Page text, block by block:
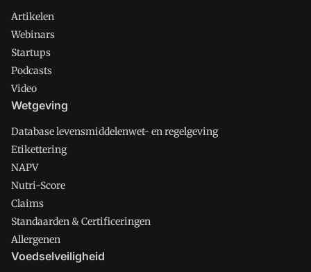
Artikelen
Webinars
Startups
Podcasts
Video
Wetgeving
Database levensmiddelenwet- en regelgeving
Etikettering
NAPV
Nutri-Score
Claims
Standaarden & Certificeringen
Allergenen
Voedselveiligheid